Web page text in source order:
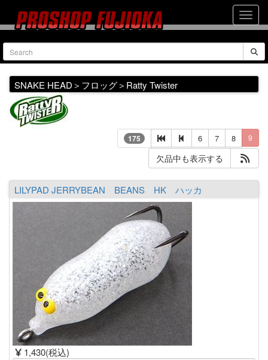
SNAKE HEAD＞フロッグ＞Ratty Twister
175 6 7 8 9
欠品中も表示する
LILYPAD JERRYBEAN BEANS HK ハッカ
1,430(税込)